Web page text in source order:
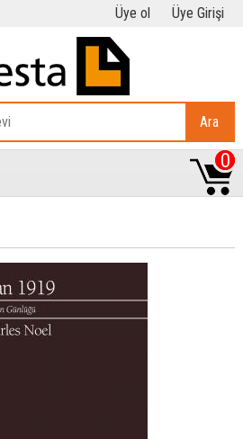
Üye ol Üye Girişi
Ara
0